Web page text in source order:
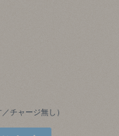
チャージ無し）